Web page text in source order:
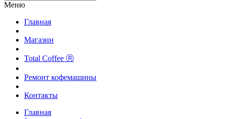
Меню
Главная
Магазин
Total Coffee Ⓡ
Ремонт кофемашины
Контакты
Главная